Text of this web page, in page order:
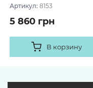
Артикул: 8153
5 860 грн
В корзину